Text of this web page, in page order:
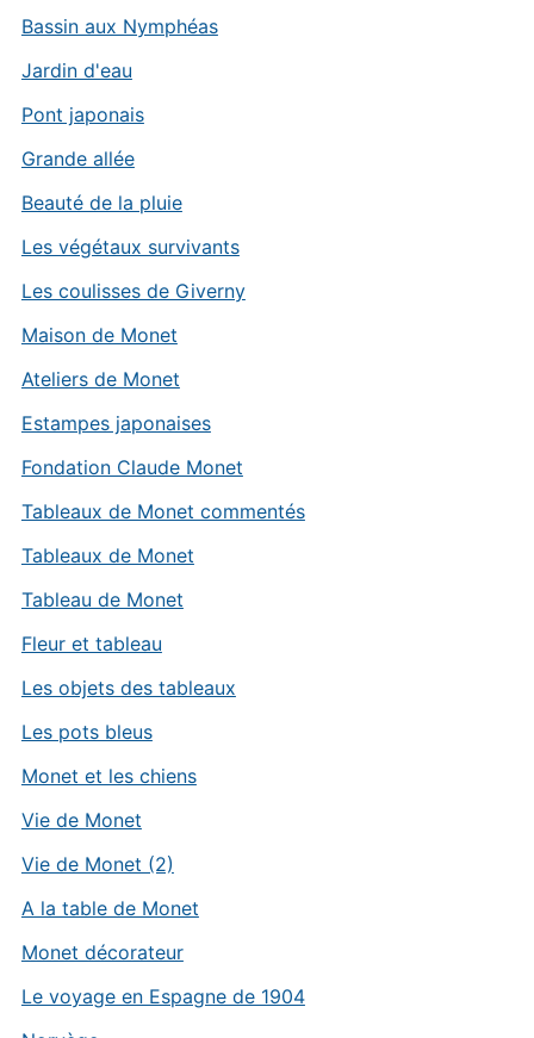
Bassin aux Nymphéas
Jardin d'eau
Pont japonais
Grande allée
Beauté de la pluie
Les végétaux survivants
Les coulisses de Giverny
Maison de Monet
Ateliers de Monet
Estampes japonaises
Fondation Claude Monet
Tableaux de Monet commentés
Tableaux de Monet
Tableau de Monet
Fleur et tableau
Les objets des tableaux
Les pots bleus
Monet et les chiens
Vie de Monet
Vie de Monet (2)
A la table de Monet
Monet décorateur
Le voyage en Espagne de 1904